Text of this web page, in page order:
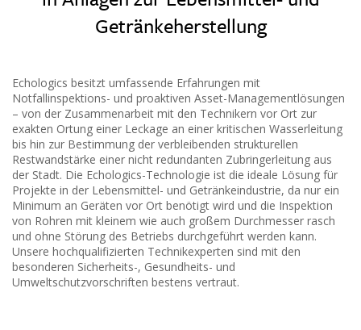
Getränkeherstellung
Echologics besitzt umfassende Erfahrungen mit
Notfallinspektions- und proaktiven Asset-Managementlösungen
– von der Zusammenarbeit mit den Technikern vor Ort zur
exakten Ortung einer Leckage an einer kritischen Wasserleitung
bis hin zur Bestimmung der verbleibenden strukturellen
Restwandstärke einer nicht redundanten Zubringerleitung aus
der Stadt. Die Echologics-Technologie ist die ideale Lösung für
Projekte in der Lebensmittel- und Getränkeindustrie, da nur ein
Minimum an Geräten vor Ort benötigt wird und die Inspektion
von Rohren mit kleinem wie auch großem Durchmesser rasch
und ohne Störung des Betriebs durchgeführt werden kann.
Unsere hochqualifizierten Technikexperten sind mit den
besonderen Sicherheits-, Gesundheits- und
Umweltschutzvorschriften bestens vertraut.